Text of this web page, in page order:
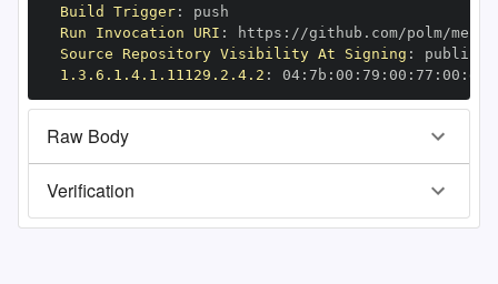
Build Trigger:
Run Invocation URI : https : //github.com/polm/mecab
Source Repository Visibility At Signing :
1.3.6.1.4.1.11129.2.4.2 : 04: 7b : 00 : 79 : 00 : 77 : 00 : dd
Raw Body
Verification